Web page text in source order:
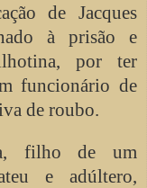
de Jacques
à prisão e
por ter
funcionário de
de roubo.
filho de um
e adúltero,